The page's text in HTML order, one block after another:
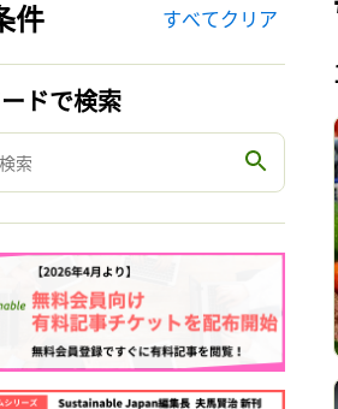
件 すべてクリア
ドで検索